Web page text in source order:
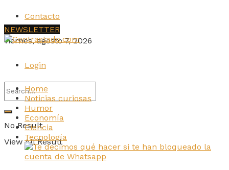
Contacto
viernes, agosto 7, 2026
Login
No Result
View All Result
NEWSLETTER
Home
Noticias curiosas
Humor
Economía
Ciencia
Tecnología